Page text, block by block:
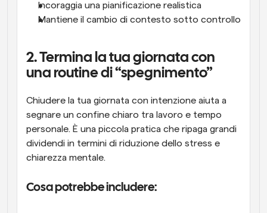
Incoraggia una pianificazione realistica
Mantiene il cambio di contesto sotto controllo
2. Termina la tua giornata con
una routine di “spegnimento”
Chiudere la tua giornata con intenzione aiuta a
segnare un confine chiaro tra lavoro e tempo
personale. È una piccola pratica che ripaga grandi
dividendi in termini di riduzione dello stress e
chiarezza mentale.
Cosa potrebbe includere: